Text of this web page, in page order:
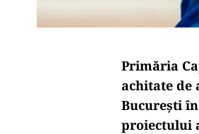
Primăria
achitate de
București
proiectului